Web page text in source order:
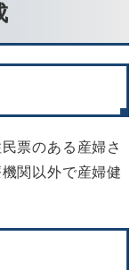
票のある産婦さ
関以外で産婦健